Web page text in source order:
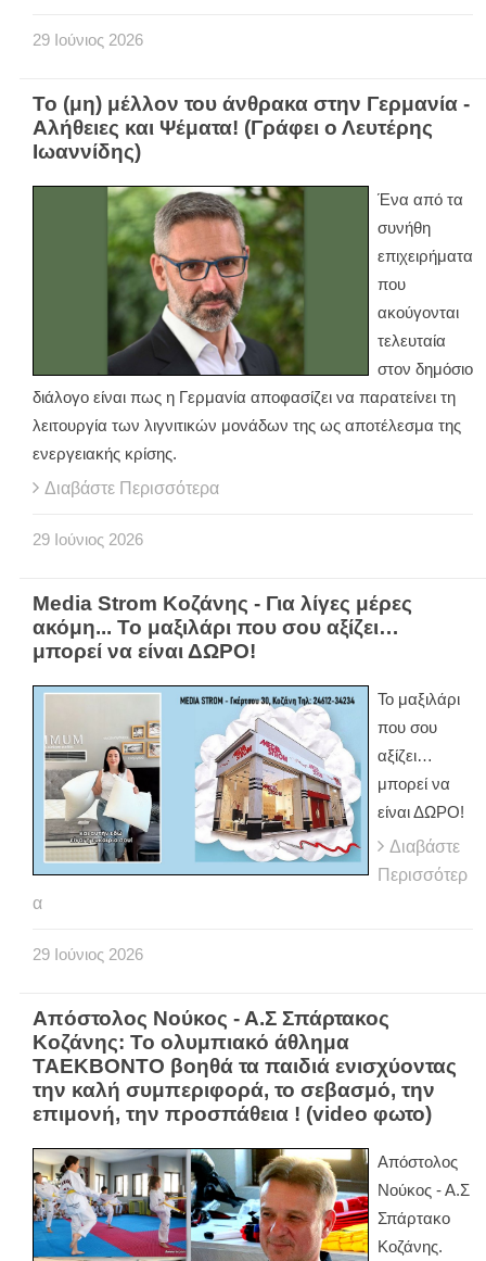
29 Ιούνιος 2026
Το (μη) μέλλον του άνθρακα στην Γερμανία -
Αλήθειες και Ψέματα! (Γράφει ο Λευτέρης
Ιωαννίδης)
Ένα από τα
συνήθη
επιχειρήματα
που
ακούγονται
τελευταία
στον δημόσιο
διάλογο είναι πως η Γερμανία αποφασίζει να παρατείνει τη
λειτουργία των λιγνιτικών μονάδων της ως αποτέλεσμα της
ενεργειακής κρίσης.
Διαβάστε Περισσότερα
29 Ιούνιος 2026
Media Strom Κοζάνης - Για λίγες μέρες
ακόμη... Το μαξιλάρι που σου αξίζει…
μπορεί να είναι ΔΩΡΟ!
Το μαξιλάρι
που σου
αξίζει…
μπορεί να
είναι ΔΩΡΟ!
Διαβάστε
Περισσότερ
α
29 Ιούνιος 2026
Απόστολος Νούκος - Α.Σ Σπάρτακος
Κοζάνης: Το ολυμπιακό άθλημα
ΤΑΕΚΒΟΝΤΟ βοηθά τα παιδιά ενισχύοντας
την καλή συμπεριφορά, το σεβασμό, την
επιμονή, την προσπάθεια ! (video φωτο)
Απόστολος
Νούκος - Α.Σ
Σπάρτακο
Κοζάνης.